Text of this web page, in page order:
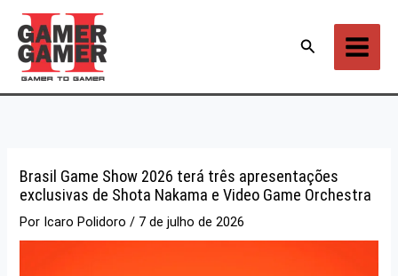
para
conteúdo
Pesquisar
Brasil Game Show 2026 terá três apresentações
exclusivas de Shota Nakama e Video Game Orchestra
Por Icaro Polidoro/ 7 de julho de 2026